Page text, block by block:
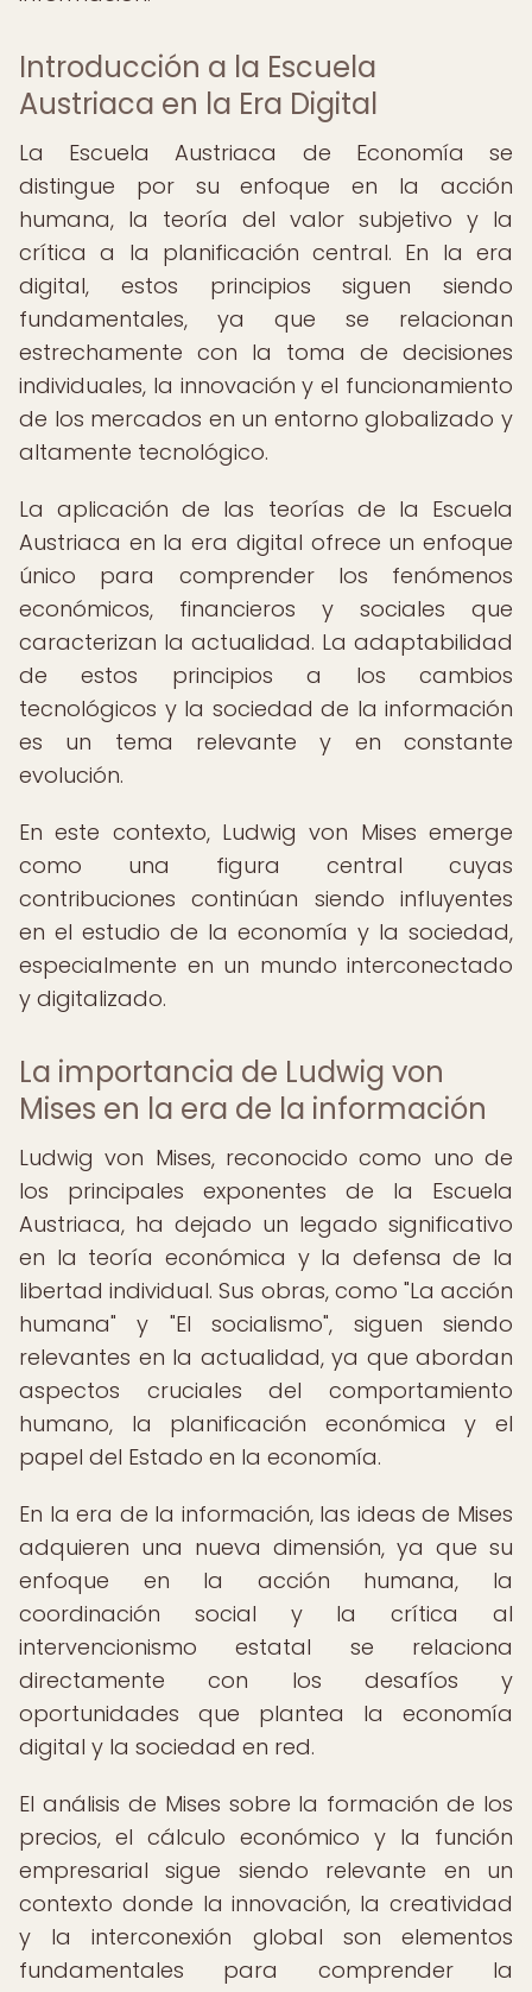
Introducción a la Escuela
Austriaca en la Era Digital
La Escuela Austriaca de Economía se
distingue por su enfoque en la acción
humana, la teoría del valor subjetivo y la
crítica a la planificación central. En la era
digital, estos principios siguen siendo
fundamentales, ya que se relacionan
estrechamente con la toma de decisiones
individuales, la innovación y el funcionamiento
de los mercados en un entorno globalizado y
altamente tecnológico.
La aplicación de las teorías de la Escuela
Austriaca en la era digital ofrece un enfoque
único para comprender los fenómenos
económicos, financieros y sociales que
caracterizan la actualidad. La adaptabilidad
de estos principios a los cambios
tecnológicos y la sociedad de la información
es un tema relevante y en constante
evolución.
En este contexto, Ludwig von Mises emerge
como una figura central cuyas
contribuciones continúan siendo influyentes
en el estudio de la economía y la sociedad,
especialmente en un mundo interconectado
y digitalizado.
La importancia de Ludwig von
Mises en la era de la información
Ludwig von Mises, reconocido como uno de
los principales exponentes de la Escuela
Austriaca, ha dejado un legado significativo
en la teoría económica y la defensa de la
libertad individual. Sus obras, como "La acción
humana" y "El socialismo", siguen siendo
relevantes en la actualidad, ya que abordan
aspectos cruciales del comportamiento
humano, la planificación económica y el
papel del Estado en la economía.
En la era de la información, las ideas de Mises
adquieren una nueva dimensión, ya que su
enfoque en la acción humana, la
coordinación social y la crítica al
intervencionismo estatal se relaciona
directamente con los desafíos y
oportunidades que plantea la economía
digital y la sociedad en red.
El análisis de Mises sobre la formación de los
precios, el cálculo económico y la función
empresarial sigue siendo relevante en un
contexto donde la innovación, la creatividad
y la interconexión global son elementos
fundamentales para comprender la